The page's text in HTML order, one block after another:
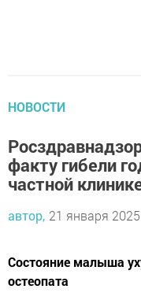
НОВОСТИ
факту гибели
частной
автор, 21 января
Состояние малыша
остеопата